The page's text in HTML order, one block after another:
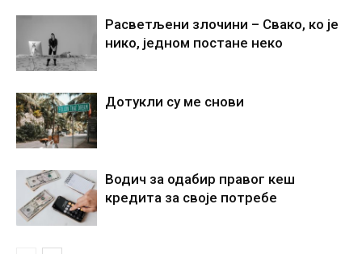
Расветљени злочини – Свако, ко је
нико, једном постане некo
Дотукли су ме снови
Водич за одабир правог кеш
кредита за своје потребе